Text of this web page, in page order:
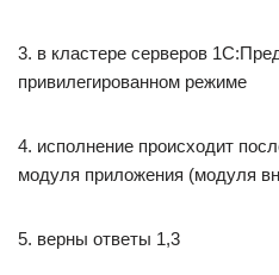
3. в кластере серверов
привилегированном режиме
4. исполнение происходит
модуля приложения (модуля
5. верны ответы 1,3